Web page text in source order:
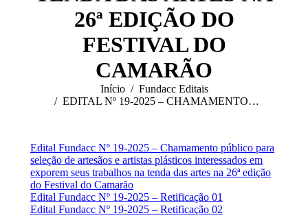
26ª EDIÇÃO DO
FESTIVAL DO
CAMARÃO
Início
Fundacc Editais
EDITAL Nº 19-2025 – CHAMAMENTO…
Edital Fundacc Nº 19-2025 – Chamamento público para
seleção de artesãos e artistas plásticos interessados em
exporem seus trabalhos na tenda das artes na 26ª edição
do Festival do Camarão
Edital Fundacc Nº 19-2025 – Retificação 01
Edital Fundacc Nº 19-2025 – Retificação 02